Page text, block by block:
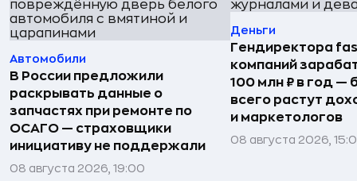
Автомобили
В России предложили
раскрывать данные о
запчастях при ремонте по
ОСАГО — страховщики
инициативу не поддержали
08 августа 2026, 19:00
Деньги
Гендиректора
компаний
100 млн ₽ в год —
всего растут
и маркетологов
08 августа 2026,